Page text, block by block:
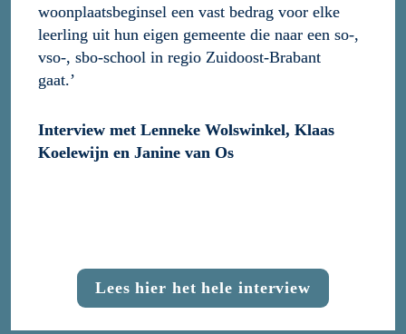
woonplaatsbeginsel een vast bedrag voor elke
leerling uit hun eigen gemeente die naar een so-,
vso-, sbo-school in regio Zuidoost-Brabant
gaat.’
Interview met Lenneke Wolswinkel, Klaas
Koelewijn en Janine van Os
Lees hier het hele interview